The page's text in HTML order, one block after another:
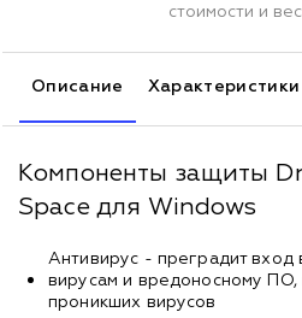
стоимости и
Описание Характеристики
Компоненты защиты
Space для Windows
Антивирус - преградит
вирусам и вредоносному ПО,
проникших вирусов